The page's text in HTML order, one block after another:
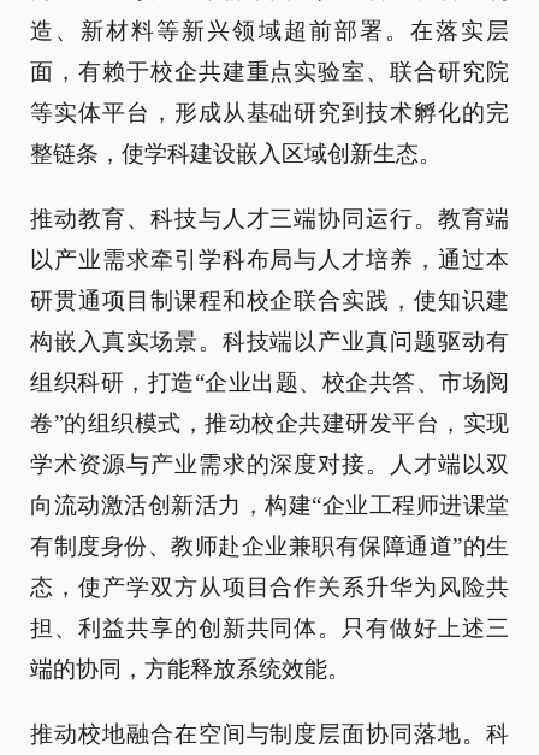
造、新材料等新兴领域超前部署。在落实层
面，有赖于校企共建重点实验室、联合研究院
等实体平台，形成从基础研究到技术孵化的完
整链条，使学科建设嵌入区域创新生态。
推动教育、科技与人才三端协同运行。教育端
以产业需求牵引学科布局与人才培养，通过本
研贯通项目制课程和校企联合实践，使知识建
构嵌入真实场景。科技端以产业真问题驱动有
组织科研，打造“企业出题、校企共答、市场阅
卷”的组织模式，推动校企共建研发平台，实现
学术资源与产业需求的深度对接。人才端以双
向流动激活创新活力，构建“企业工程师进课堂
有制度身份、教师赴企业兼职有保障通道”的生
态，使产学双方从项目合作关系升华为风险共
担、利益共享的创新共同体。只有做好上述三
端的协同，方能释放系统效能。
推动校地融合在空间与制度层面协同落地。科